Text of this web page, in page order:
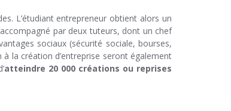
L’étudiant entrepreneur obtient alors un
par deux tuteurs, dont un chef
sociaux (sécurité sociale, bourses,
la création d’entreprise seront également
atteindre 20 000 créations ou reprises